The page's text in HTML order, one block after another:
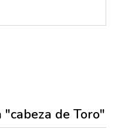
de Toro"